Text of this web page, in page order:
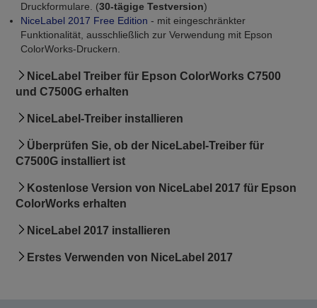
Druckformulare. (30-tägige Testversion)
NiceLabel 2017 Free Edition - mit eingeschränkter
Funktionalität, ausschließlich zur Verwendung mit Epson
ColorWorks-Druckern.
NiceLabel Treiber für Epson ColorWorks C7500
und C7500G erhalten
NiceLabel-Treiber installieren
Überprüfen Sie, ob der NiceLabel-Treiber für
C7500G installiert ist
Kostenlose Version von NiceLabel 2017 für Epson
ColorWorks erhalten
NiceLabel 2017 installieren
Erstes Verwenden von NiceLabel 2017